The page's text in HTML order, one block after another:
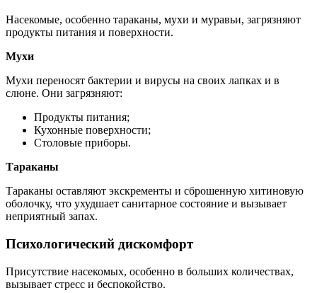
Насекомые, особенно тараканы, мухи и муравьи, загрязняют
продукты питания и поверхности.
Мухи
Мухи переносят бактерии и вирусы на своих лапках и в
слюне. Они загрязняют:
Продукты питания;
Кухонные поверхности;
Столовые приборы.
Тараканы
Тараканы оставляют экскременты и сброшенную хитиновую
оболочку, что ухудшает санитарное состояние и вызывает
неприятный запах.
Психологический дискомфорт
Присутствие насекомых, особенно в больших количествах,
вызывает стресс и беспокойство.